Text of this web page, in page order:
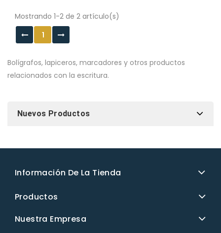
Mostrando 1-2 de 2 artículo(s)
1
Bolígrafos, lapiceros, marcadores y otros productos
relacionados con la escritura.
Nuevos Productos
Información De La Tienda
Productos
Nuestra Empresa